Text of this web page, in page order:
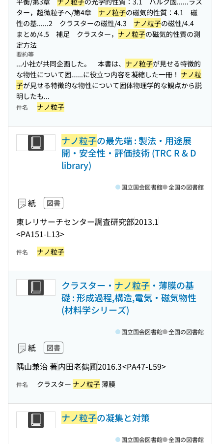
ター，超微粒子へ/第4章 ナノ粒子の磁気的性質：4.1 磁
性の基......2 クラスターの磁性/4.3 ナノ粒子の磁性/4.4
まとめ/4.5 補足 クラスター， ナノ粒子の磁気的性質の測
定方法
要約等
...小社が共同企画した。 本書は、 ナノ粒子が見せる特徴的
な物性について固......に役立つ内容を凝縮した一冊！ ナノ粒
子が見せる特徴的な物性について固体物理学的な観点から説
明したも...
件名 ナノ粒子
ナノ粒子の最先端 : 製法・用途展
開・安全性・評価技術 (TRC R & D
library)
紙 図書
東レリサーチセンター調査研究部2013.1
<PA151-L13>
国立国会図書館 全国の図書館
件名 ナノ粒子
クラスター・ ナノ粒子 ・薄膜の基
礎 : 形成過程,構造,電気・磁気物性
(材料学シリーズ)
紙 図書
隅山兼治 著内田老鶴圃2016.3<PA47-L59>
国立国会図書館 全国の図書館
件名 クラスター ナノ粒子薄膜
ナノ粒子の凝集と対策
国立国会図書館 全国の図書館